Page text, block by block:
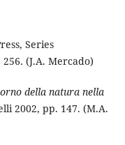
Series
(J.A. Mercado)
della natura nella
2002, pp. 147. (M.A.